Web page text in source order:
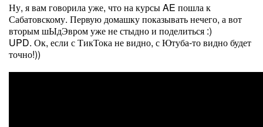
Ну, я вам говорила уже, что на курсы AE пошла к
Сабатовскому. Первую домашку показывать нечего, а вот
вторым шЫдЭвром уже не стыдно и поделиться :)
UPD. Ок, если с ТикТока не видно, с Ютуба-то видно будет
точно!))